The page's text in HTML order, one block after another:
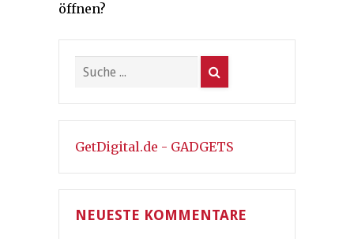
öffnen?
GetDigital.de - GADGETS
NEUESTE KOMMENTARE